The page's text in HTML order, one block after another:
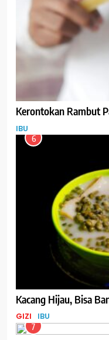
Kerontokan Rambut
IBU
6
Kacang Hijau, Bisa
GIZI IBU
7